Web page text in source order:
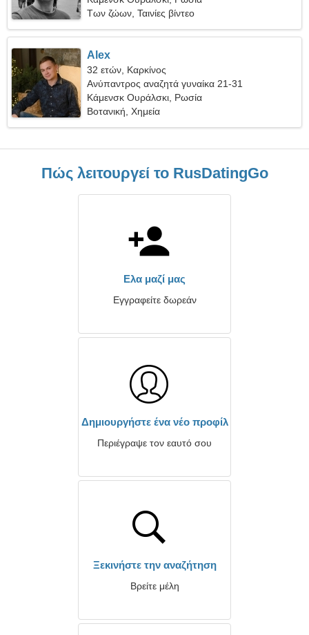
Των ζώων, Ταινίες βίντεο
Alex
32 ετών, Καρκίνος
Ανύπαντρος αναζητά γυναίκα 21-31
Κάμενσκ Ουράλσκι, Ρωσία
Βοτανική, Χημεία
Πώς λειτουργεί το RusDatingGo
Ελα μαζί μας
Εγγραφείτε δωρεάν
Δημιουργήστε ένα νέο προφίλ
Περιέγραψε τον εαυτό σου
Ξεκινήστε την αναζήτηση
Βρείτε μέλη